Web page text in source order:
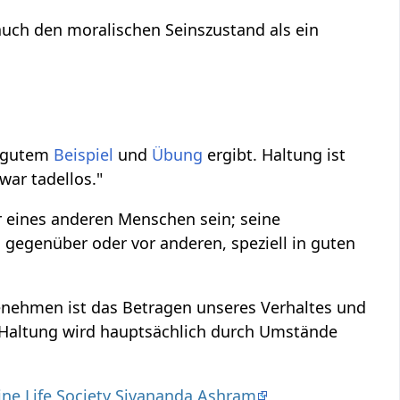
den moralischen Seinszustand als ein
Beispiel und Übung ergibt. Haltung ist
tadellos."
anderen Menschen sein; seine
oder vor anderen, speziell in guten
ist das Betragen unseres Verhaltes und
wird hauptsächlich durch Umstände